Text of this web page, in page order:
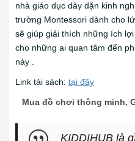
nhà giáo dục dày dặn kinh
trường Montessori dành cho
sẽ giúp giải thích những ích
cho những ai quan tâm đến
này .
Link tải sách: tại đây
Mua đồ chơi thông minh,
KIDDIHUB là